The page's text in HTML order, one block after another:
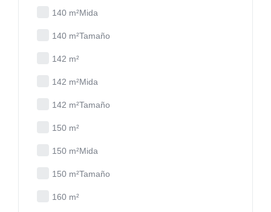
140 m²Mida
140 m²Tamaño
142 m²
142 m²Mida
142 m²Tamaño
150 m²
150 m²Mida
150 m²Tamaño
160 m²